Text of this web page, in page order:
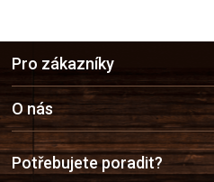
a
t
í
Pro zákazníky
O nás
Potřebujete poradit?